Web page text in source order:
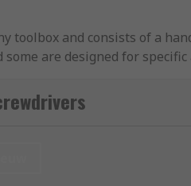
toolbox and consists of a
are designed for